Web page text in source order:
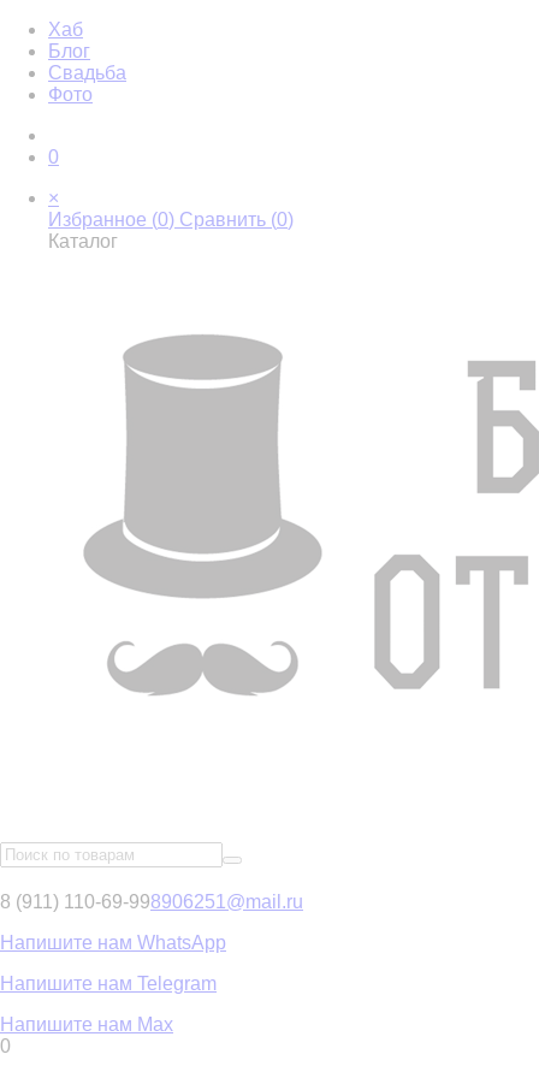
Хаб
Блог
Свадьба
Фото
0
×
Избранное (0) Сравнить (0)
Каталог
8 (911) 110-69-998906251@mail.ru
Напишите нам WhatsApp
Напишите нам Telegram
Напишите нам Max
0